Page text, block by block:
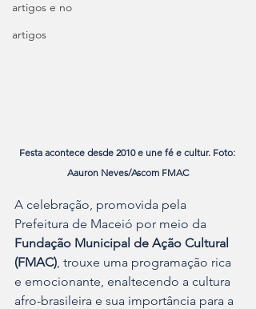
artigos e no
artigos
Festa acontece desde 2010 e une fé e cultur. Foto:
Aauron Neves/Ascom FMAC
A celebração, promovida pela
Prefeitura de Maceió por meio da
Fundação Municipal de Ação Cultural
(FMAC), trouxe uma programação rica
e emocionante, enaltecendo a cultura
afro-brasileira e sua importância para a